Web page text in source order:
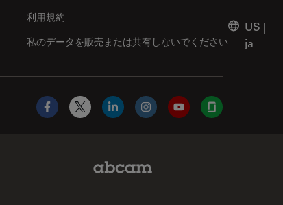
私のデータを販売または共有しないでください
利用規約
US |
ja
Facebook
X LinkedInInstagramYouTubeGlassdoor